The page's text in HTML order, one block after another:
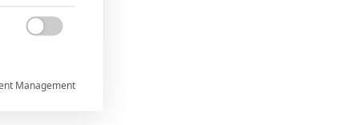

Management